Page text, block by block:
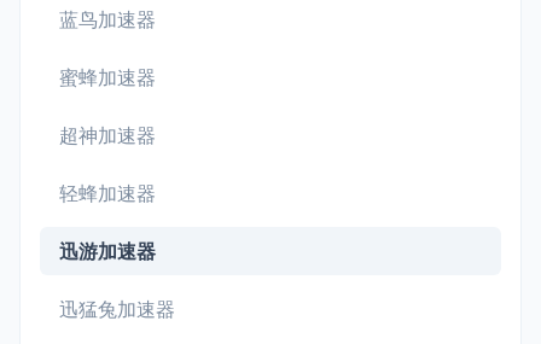
蓝鸟加速器
蜜蜂加速器
超神加速器
轻蜂加速器
迅游加速器
迅猛兔加速器